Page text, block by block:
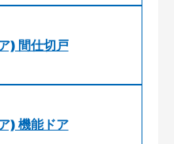
) 間仕切戸
) 機能ドア